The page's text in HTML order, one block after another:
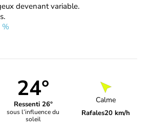
devenant variable.
%
24°
Ressenti 26°
sous l’influence du
soleil
Calme
Rafales20 km/h